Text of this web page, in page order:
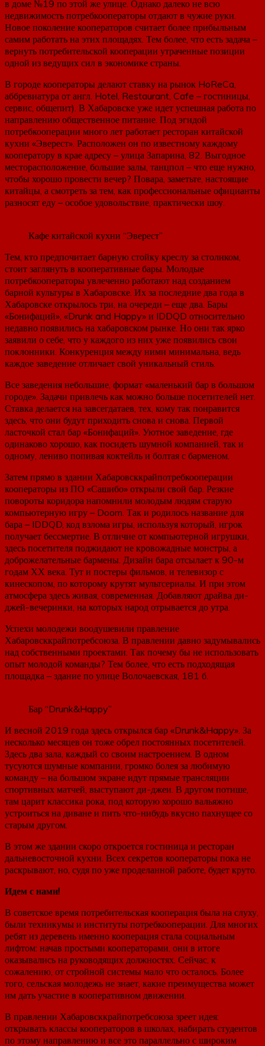
в доме №19 по этой же улице. Однако далеко не всю
недвижимость потребкооператоры отдают в чужие руки.
Новое поколение кооператоров считает более прибыльным
самим работать на этих площадях. Тем более, что есть задача –
вернуть потребительской кооперации утраченные позиции
одной из ведущих сил в экономике страны.
В городе кооператоры делают ставку на рынок HoReCa,
аббревиатура от англ. Hotel, Restaurant, Cafe – гостиницы,
сервис, общепит). В Хабаровске уже идет успешная работа по
направлению общественное питание. Под эгидой
потребкооперации много лет работает ресторан китайской
кухни «Эверест». Расположен он по известному каждому
кооператору в крае адресу – улица Запарина, 82. Выгодное
месторасположение, большие залы, танцпол – что еще нужно,
чтобы хорошо провести вечер? Повара, заметьте, настоящие
китайцы, а смотреть за тем, как профессиональные официанты
разносят еду – особое удовольствие, практически шоу.
Кафе китайской кухни “Эверест”
Тем, кто предпочитает барную стойку креслу за столиком,
стоит заглянуть в кооперативные бары. Молодые
потребкооператоры увлеченно работают над созданием
барной культуры в Хабаровске. Их за последние два года в
Хабаровске открылось три, на очереди – еще два. Бары
«Бонифаций», «Drunk and Happy» и IDDQD относительно
недавно появились на хабаровском рынке. Но они так ярко
заявили о себе, что у каждого из них уже появились свои
поклонники. Конкуренция между ними минимальна, ведь
каждое заведение отличает свой уникальный стиль.
Все заведения небольшие, формат «маленький бар в большом
городе». Задачи привлечь как можно больше посетителей нет.
Ставка делается на завсегдатаев, тех, кому так понравится
здесь, что они будут приходить снова и снова. Первой
ласточкой стал бар «Бонифаций». Уютное заведение, где
одинаково хорошо, как посидеть шумной компанией, так и
одному, лениво попивая коктейль и болтая с барменом.
Затем прямо в здании Хабаровсккрайпотребкооперации
кооператоры из ПО «Сашибо» открыли свой бар. Резкие
повороты коридора напомнили молодым людям старую
компьютерную игру – Doom. Так и родилось название для
бара – IDDQD, код взлома игры, используя который, игрок
получает бессмертие. В отличие от компьютерной игрушки,
здесь посетителя поджидают не кровожадные монстры, а
доброжелательные бармены. Дизайн бара отсылает к 90-м
годам ХХ века. Тут и постеры фильмов, и телевизор с
кинескопом, по которому крутят мультсериалы. И при этом
атмосфера здесь живая, современная. Добавляют драйва ди-
джей-вечеринки, на которых народ отрывается до утра.
Успехи молодежи воодушевили правление
Хабаровсккрайпотребсоюза. В правлении давно задумывались
над собственными проектами. Так почему бы не использовать
опыт молодой команды? Тем более, что есть подходящая
площадка – здание по улице Волочаевская, 181 б.
Бар “Drunk&Happy”
И весной 2019 года здесь открылся бар «Drunk&Happy». За
несколько месяцев он тоже обрел постоянных посетителей.
Здесь два зала, каждый со своим настроением. В одном
тусуются шумные компании, громко болея за любимую
команду – на большом экране идут прямые трансляции
спортивных матчей, выступают ди-джеи. В другом потише,
там царит классика рока, под которую хорошо вальяжно
устроиться на диване и пить что-нибудь вкусно пахнущее со
старым другом.
В этом же здании скоро откроется гостиница и ресторан
дальневосточной кухни. Всех секретов кооператоры пока не
раскрывают, но, судя по уже проделанной работе, будет круто.
Идем с нами!
В советское время потребительская кооперация была на слуху,
были техникумы и институты потребкооперации. Для многих
ребят из деревень именно кооперация стала социальным
лифтом: начав простыми кооператорами, они в итоге
оказывались на руководящих должностях. Сейчас, к
сожалению, от стройной системы мало что осталось. Более
того, сельская молодежь не знает, какие преимущества может
им дать участие в кооперативном движении.
В правлении Хабаровсккрайпотребсоюза зреет идея:
открывать классы кооператоров в школах, набирать студентов
по этому направлению и все это параллельно с широким